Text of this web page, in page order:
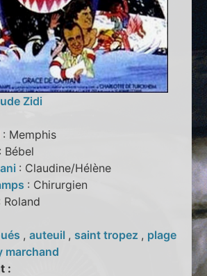
Zidi
: Memphis
: Bébel
: Claudine/Hélène
: Chirurgien
Roland
,auteuil , saint tropez , plage
marchand
: